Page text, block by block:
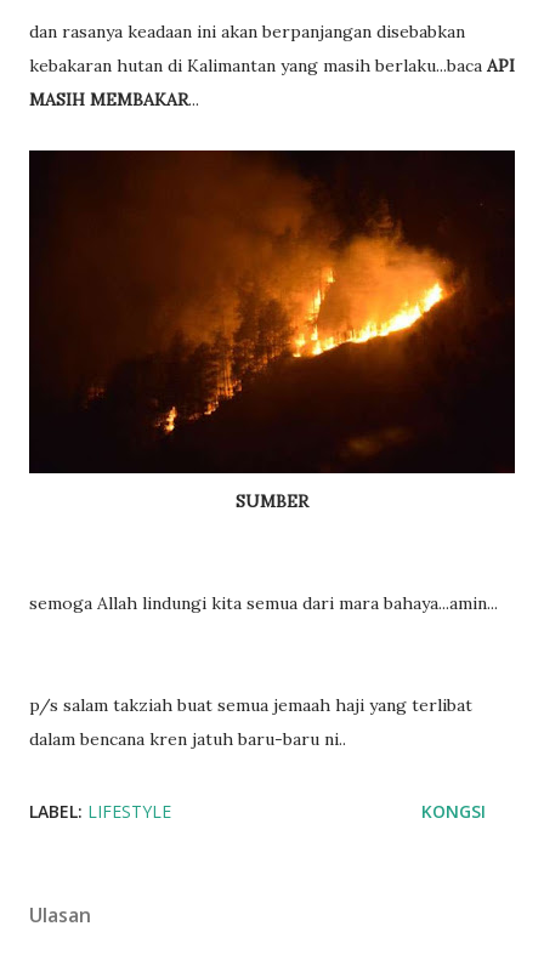
dan rasanya keadaan ini akan berpanjangan disebabkan
kebakaran hutan di Kalimantan yang masih berlaku...baca API
MASIH MEMBAKAR...
SUMBER
semoga Allah lindungi kita semua dari mara bahaya...amin...
p/s salam takziah buat semua jemaah haji yang terlibat
dalam bencana kren jatuh baru-baru ni..
LABEL: LIFESTYLE KONGSI
Ulasan